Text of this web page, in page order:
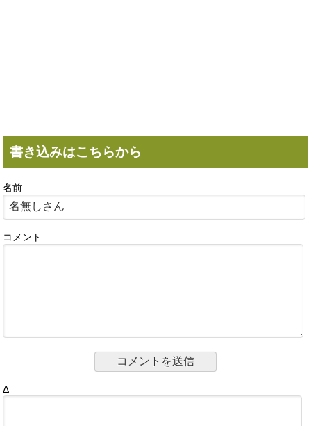
書き込みはこちらから
名前
コメント
Δ